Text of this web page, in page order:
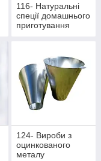
116- Натуральні
спеції домашнього
приготування
124- Вироби з
оцинкованого
металу